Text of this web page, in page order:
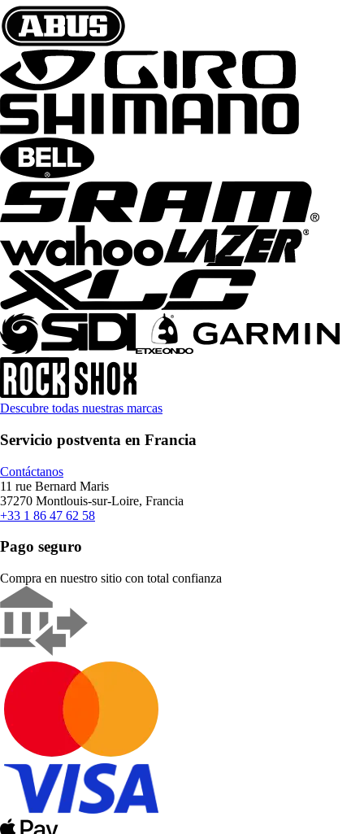
Descubre todas nuestras marcas
Servicio postventa en Francia
Contáctanos
11 rue Bernard Maris
37270 Montlouis-sur-Loire, Francia
+33 1 86 47 62 58
Pago seguro
Compra en nuestro sitio con total confianza